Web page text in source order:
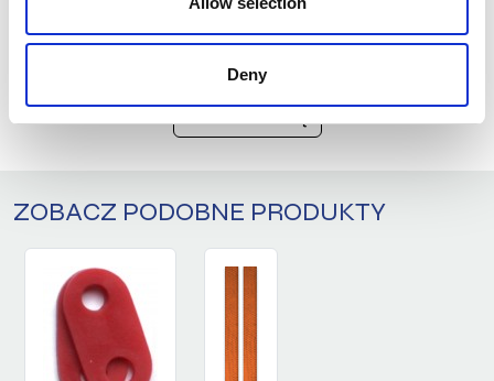
Deny
zabrudzeń nie wypożyczamy białej
odzieży na wzory.
ZAPYTAJ O PRODUKT
ZOBACZ PODOBNE PRODUKTY